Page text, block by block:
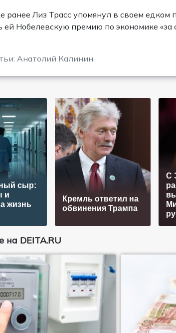
ранее Лиз Трасс упомянул в своем
ей Нобелевскую премию по экономике
Анатолий Калинин
сыр:
и
жизнь
Кремль ответил на
обвинения Трампа
С
на DEITA.RU